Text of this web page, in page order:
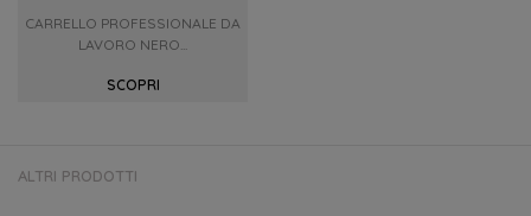
CARRELLO PROFESSIONALE DA
LAVORO NERO...
SCOPRI
ALTRI PRODOTTI